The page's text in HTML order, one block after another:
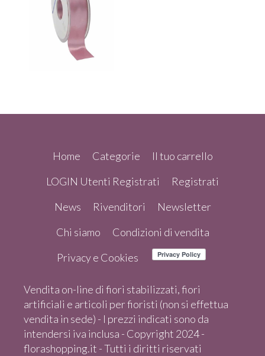
Home Categorie
Il tuo carrello
LOGIN Utenti Registrati
Registrati
News
Rivenditori
Newsletter
Chi siamo
Condizioni di vendita
Privacy e Cookies
Vendita on-line di fiori stabilizzati, fiori
artificiali e articoli per fioristi (non si effettua
vendita in sede) - I prezzi indicati sono da
intendersi iva inclusa - Copyright 2024 -
florashopping.it - Tutti i diritti riservati